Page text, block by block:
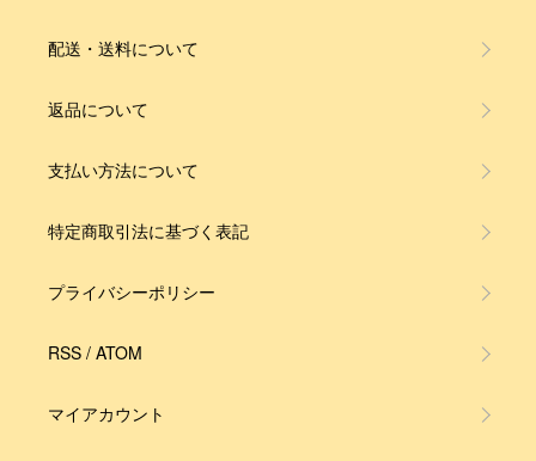
配送・送料について
返品について
支払い方法について
特定商取引法に基づく表記
プライバシーポリシー
RSS / ATOM
マイアカウント